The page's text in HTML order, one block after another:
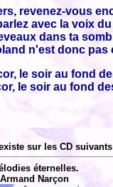
revenez-vous
avec la voix
dans ta
n'est donc pas
le soir au fond
le soir au fond
sur les CD
éternelles.
Narçon